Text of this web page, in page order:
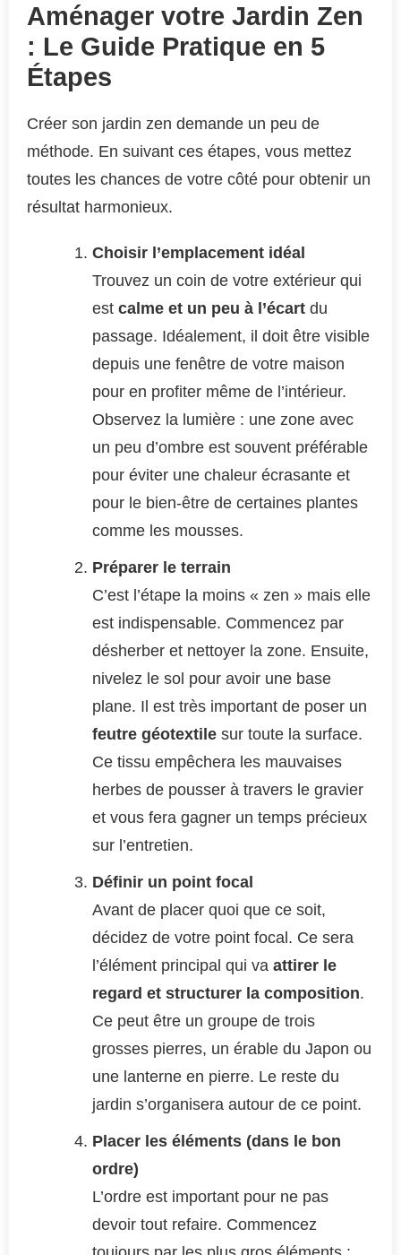
Aménager votre Jardin Zen
: Le Guide Pratique en 5
Étapes
Créer son jardin zen demande un peu de
méthode. En suivant ces étapes, vous mettez
toutes les chances de votre côté pour obtenir un
résultat harmonieux.
Choisir l’emplacement idéal
Trouvez un coin de votre extérieur qui
est calme et un peu à l’écartdu
passage. Idéalement, il doit être visible
depuis une fenêtre de votre maison
pour en profiter même de l’intérieur.
Observez la lumière : une zone avec
un peu d’ombre est souvent préférable
pour éviter une chaleur écrasante et
pour le bien-être de certaines plantes
comme les mousses.
Préparer le terrain
C’est l’étape la moins « zen » mais elle
est indispensable. Commencez par
désherber et nettoyer la zone. Ensuite,
nivelez le sol pour avoir une base
plane. Il est très important de poser un
feutre géotextilesur toute la surface.
Ce tissu empêchera les mauvaises
herbes de pousser à travers le gravier
et vous fera gagner un temps précieux
sur l’entretien.
Définir un point focal
Avant de placer quoi que ce soit,
décidez de votre point focal. Ce sera
l’élément principal qui va attirer le
regard et structurer la composition.
Ce peut être un groupe de trois
grosses pierres, un érable du Japon ou
une lanterne en pierre. Le reste du
jardin s’organisera autour de ce point.
Placer les éléments (dans le bon
ordre)
L’ordre est important pour ne pas
devoir tout refaire. Commencez